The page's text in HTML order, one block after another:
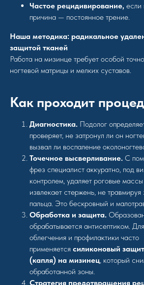
Частое рецидивирование, если
причина — постоянное трение.
Наша методика: радикальное
защитой тканей
Работа на мизинце требует особой
ногтевой матрицы и мелких суставов.
Как проходит
Диагностика. Подолог
проверяет, не затронул ли он
вызвал ли воспаление
Точечное высверливание. С
фрез специалист аккуратно, под
контролем, удаляет роговые
извлекает стержень, не
пальца. Это бескровный и
Обработка и защита.
обрабатывается антисептиком.
облегчения и профилактики часто
применяется силиконовый
(капля) на мизинец , который
обработанной зоны.
Стратегия предотвращения